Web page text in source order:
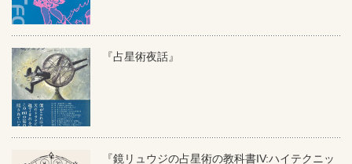
『占星術夜話』
『鏡リュウジの占星術の教科書IV:ハイテクニッ